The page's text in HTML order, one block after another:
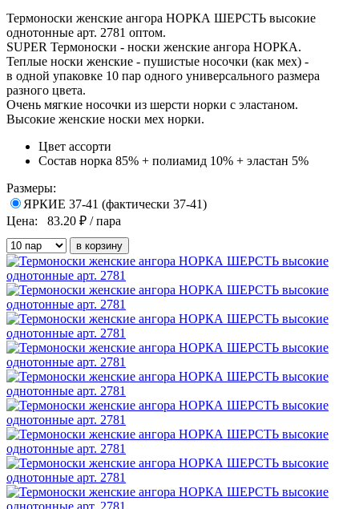
Термоноски женские ангора НОРКА ШЕРСТЬ высокие
однотонные арт. 2781 оптом.
SUPER Термоноски - носки женские ангора НОРКА.
Теплые носки женские - пушистые носочки (как мех) -
в одной упаковке 10 пар одного универсального размера
разного цвета.
Очень мягкие носочки из шерсти норки с эластаном.
Высокие женские носки мех норки.
Цвет ассорти
Состав норка 85% + полиамид 10% + эластан 5%
Размеры:
ЯРКИЕ 37-41 (фактически 37-41)
Цена:
83.20 ₽ / пара